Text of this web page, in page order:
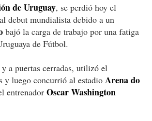
de Uruguay, se perdió hoy el
debut mundialista debido a un
bajó la carga de trabajo por una fatiga
de Fútbol.
a puertas cerradas, utilizó el
y luego concurrió al estadio Arena do
entrenador Oscar Washington